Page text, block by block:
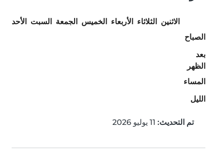
الاثنين الثلاثاء الأربعاء الخميس الجمعة السبت
الأحد
الصباح
بعد
الظهر
المساء
الليل
تم التحديث: